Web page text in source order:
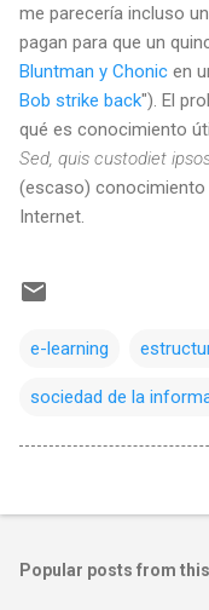
me parecería incluso
pagan para que un
Bluntman y Chonic en
Bob strike back"). El
qué es conocimiento
Sed, quis custodiet
(escaso)
Internet.
e-learning
sociedad de la
Popular posts from